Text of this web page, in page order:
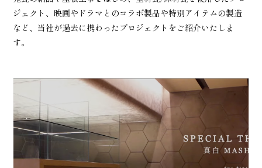
ジェクト、映画やドラマとのコラボ製品や特別アイテムの製造
など、当社が過去に携わったプロジェクトをご紹介いたしま
す。